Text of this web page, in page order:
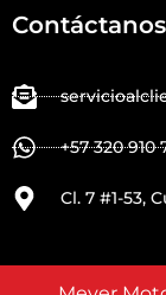
Contáctanos
+57 320 910
Cl. 7 #1-53,